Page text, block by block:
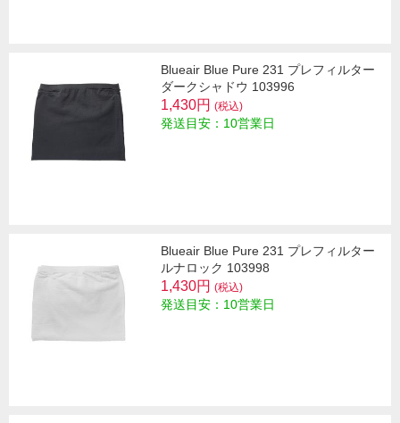
Blueair Blue Pure 231 プレフィルター
ダークシャドウ 103996
1,430円 (税込)
発送目安：10営業日
Blueair Blue Pure 231 プレフィルター
ルナロック 103998
1,430円 (税込)
発送目安：10営業日